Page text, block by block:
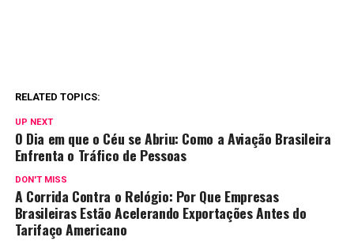
RELATED TOPICS:
UP NEXT
O Dia em que o Céu se Abriu: Como a Aviação Brasileira
Enfrenta o Tráfico de Pessoas
DON'T MISS
A Corrida Contra o Relógio: Por Que Empresas
Brasileiras Estão Acelerando Exportações Antes do
Tarifaço Americano